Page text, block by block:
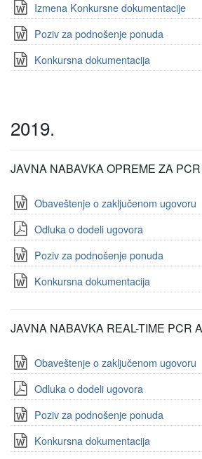
Izmena Konkursne dokumentacije
Poziv za podnošenje ponuda
Konkursna dokumentacija
2019.
JAVNA NABAVKA OPREME ZA
Obaveštenje o zaključenom ugovoru
Odluka o dodeli ugovora
Poziv za podnošenje ponuda
Konkursna dokumentacija
JAVNA NABAVKA REAL-TIME PCR
Obaveštenje o zaključenom ugovoru
Odluka o dodeli ugovora
Poziv za podnošenje ponuda
Konkursna dokumentacija